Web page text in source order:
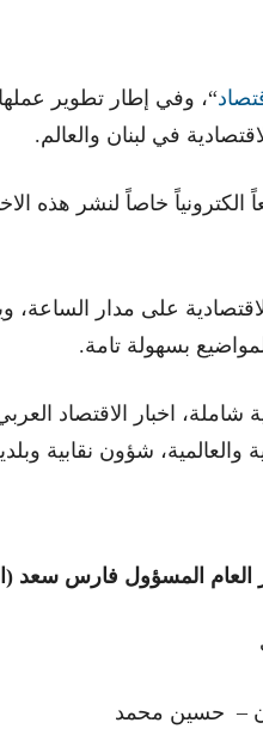
“، وفي إطار تطوير
في لبنان والعالم.
خاصاً لنشر هذه
الاقتصادية على مدار
بسهولة تامة.
شاملة، اخبار الاقتصاد
والعالمية، شؤون نقابية
العام المسؤول فارس سعد
– حسين محمد